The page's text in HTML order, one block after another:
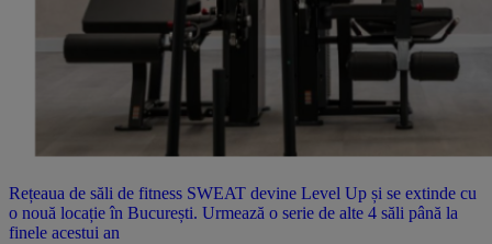
Rețeaua de săli de fitness SWEAT devine Level Up și se extinde cu
o nouă locație în București. Urmează o serie de alte 4 săli până la
finele acestui an